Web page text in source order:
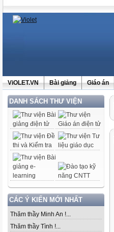
ViOLET.VN Bài giảng Giáo án
DANH SÁCH THƯ VIỆN
CÁC Ý KIẾN MỚI NHẤT
Thăm thầy Minh An !...
Thăm thầy Tình !...